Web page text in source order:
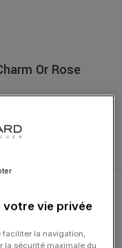
Or Rose
, Pendentifs
votre vie privée
faciliter la navigation,
la sécurité maximale du